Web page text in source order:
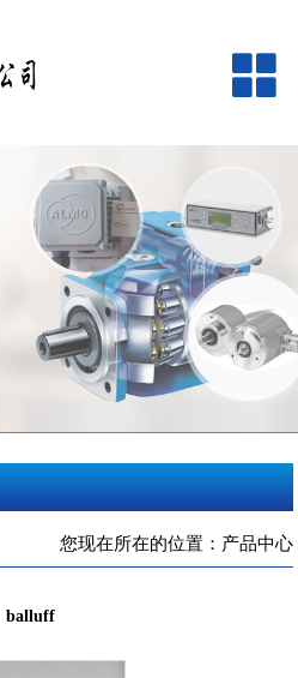
网站首页
公司简介
产品中心
品牌中心
新闻资讯
户服务
线留言
人才招聘您现在所在的位置：产品中心
balluff